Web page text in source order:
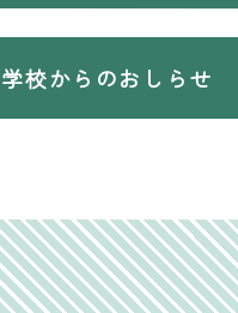
学校からのおしらせ